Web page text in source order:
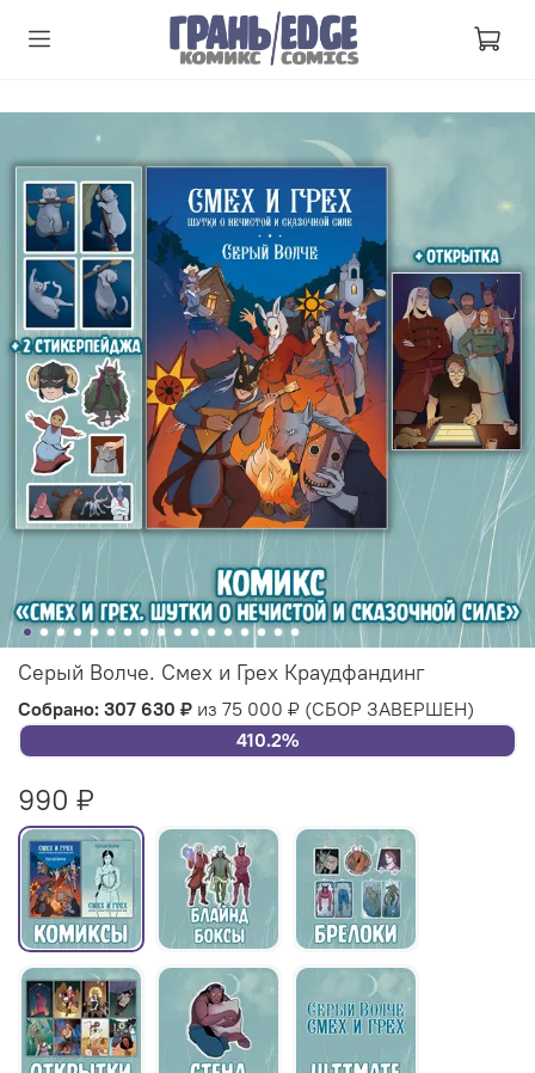
Собрано: 307 630 ₽ из 75 000 ₽ (СБОР ЗАВЕРШЕН)
410.2%
Серый Волче. Смех и Грех Краудфандинг
990 ₽